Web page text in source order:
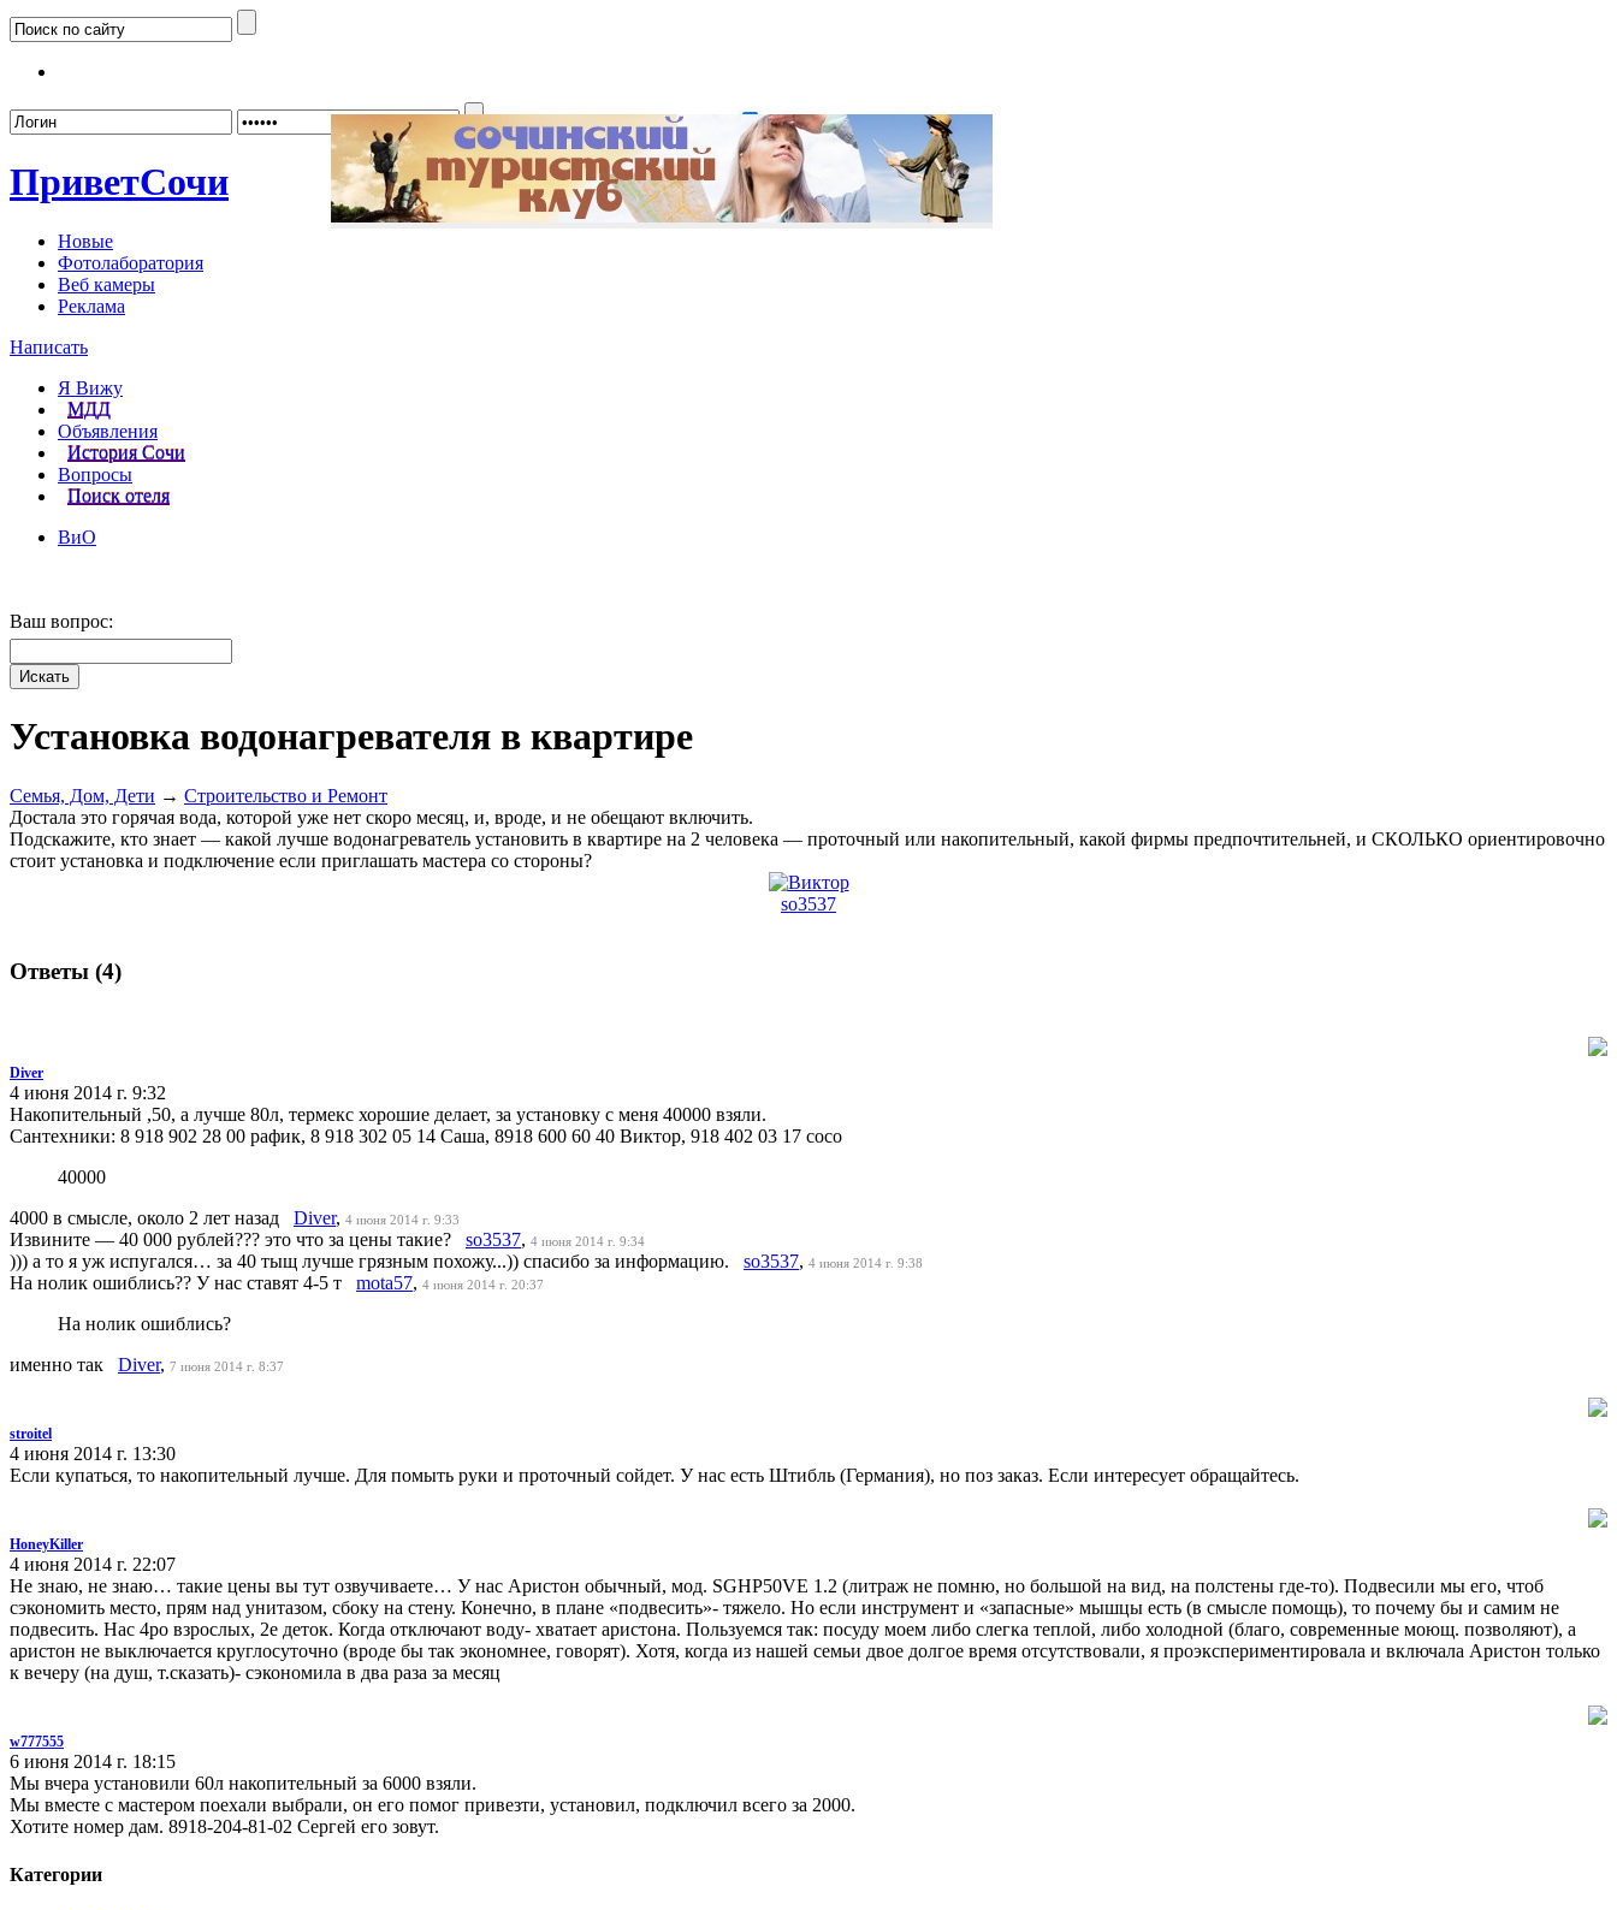
Забыли пароль? Регистрация
ПриветСочи
Новые
Фотолаборатория
Веб камеры
Реклама
Написать
Я Вижу
МДД
Объявления
История Сочи
Вопросы
Поиск отеля
ВиО
Ваш вопрос:
Установка водонагревателя в квартире
Семья, Дом, Дети → Строительство и Ремонт
Достала это горячая вода, которой уже нет скоро месяц, и, вроде, и не обещают включить.
Подскажите, кто знает — какой лучше водонагреватель установить в квартире на 2 человека — проточный или накопительный, какой фирмы предпочтительней, и СКОЛЬКО ориентировочно
стоит установка и подключение если приглашать мастера со стороны?
so3537
Ответы (4)
Diver
4 июня 2014 г. 9:32
Накопительный ,50, а лучше 80л, термекс хорошие делает, за установку с меня 40000 взяли.
Сантехники: 8 918 902 28 00 рафик, 8 918 302 05 14 Саша, 8918 600 60 40 Виктор, 918 402 03 17 сосо
40000
4000 в смысле, около 2 лет назад Diver, 4 июня 2014 г. 9:33
Извините — 40 000 рублей??? это что за цены такие? so3537, 4 июня 2014 г. 9:34
))) а то я уж испугался… за 40 тыщ лучше грязным похожу...)) спасибо за информацию. so3537, 4 июня 2014 г. 9:38
На нолик ошиблись?? У нас ставят 4-5 т mota57, 4 июня 2014 г. 20:37
На нолик ошиблись?
именно так Diver, 7 июня 2014 г. 8:37
stroitel
4 июня 2014 г. 13:30
Если купаться, то накопительный лучше. Для помыть руки и проточный сойдет. У нас есть Штибль (Германия), но поз заказ. Если интересует обращайтесь.
HoneyKiller
4 июня 2014 г. 22:07
Не знаю, не знаю… такие цены вы тут озвучиваете… У нас Аристон обычный, мод. SGHP50VE 1.2 (литраж не помню, но большой на вид, на полстены где-то). Подвесили мы его, чтоб
сэкономить место, прям над унитазом, сбоку на стену. Конечно, в плане «подвесить»- тяжело. Но если инструмент и «запасные» мышцы есть (в смысле помощь), то почему бы и самим не
подвесить. Нас 4ро взрослых, 2е деток. Когда отключают воду- хватает аристона. Пользуемся так: посуду моем либо слегка теплой, либо холодной (благо, современные моющ. позволяют), а
аристон не выключается круглосуточно (вроде бы так экономнее, говорят). Хотя, когда из нашей семьи двое долгое время отсутствовали, я проэкспериментировала и включала Аристон только
к вечеру (на душ, т.сказать)- сэкономила в два раза за месяц
w777555
6 июня 2014 г. 18:15
Мы вчера установили 60л накопительный за 6000 взяли.
Мы вместе с мастером поехали выбрали, он его помог привезти, установил, подключил всего за 2000.
Хотите номер дам. 8918-204-81-02 Сергей его зовут.
Категории